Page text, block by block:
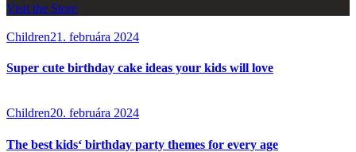
Visit the Store
Children21. februára 2024
Super cute birthday cake ideas your kids will love
Children20. februára 2024
The best kids‘ birthday party themes for every age